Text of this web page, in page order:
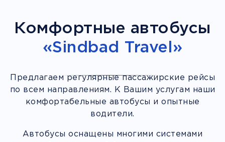
Комфортные автобусы
«Sindbad Travel»
Предлагаем регулярные пассажирские рейсы
по всем направлениям. К Вашим услугам наши
комфортабельные автобусы и опытные
водители.
Автобусы оснащены многими системами